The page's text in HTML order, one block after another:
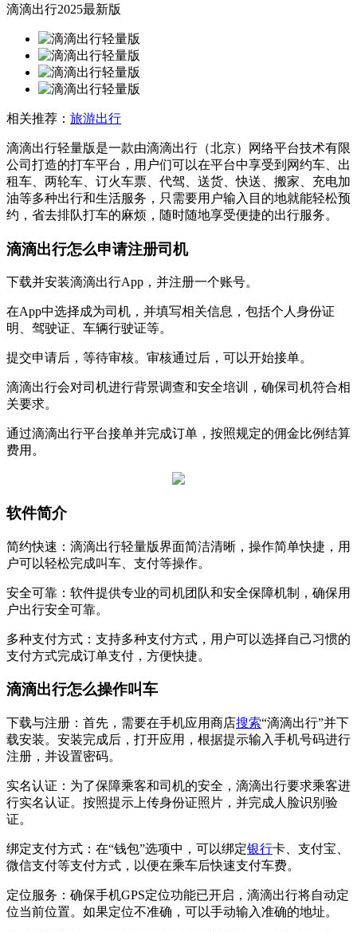
滴滴出行2025最新版
相关推荐： 旅游出行
滴滴出行轻量版是一款由滴滴出行（北京）网络平台技术有限
公司打造的打车平台，用户们可以在平台中享受到网约车、出
租车、两轮车、订火车票、代驾、送货、快送、搬家、充电加
油等多种出行和生活服务，只需要用户输入目的地就能轻松预
约，省去排队打车的麻烦，随时随地享受便捷的出行服务。
滴滴出行怎么申请注册司机
下载并安装滴滴出行App，并注册一个账号。
在App中选择成为司机，并填写相关信息，包括个人身份证
明、驾驶证、车辆行驶证等。
提交申请后，等待审核。审核通过后，可以开始接单。
滴滴出行会对司机进行背景调查和安全培训，确保司机符合相
关要求。
通过滴滴出行平台接单并完成订单，按照规定的佣金比例结算
费用。
软件简介
简约快速：滴滴出行轻量版界面简洁清晰，操作简单快捷，用
户可以轻松完成叫车、支付等操作。
安全可靠：软件提供专业的司机团队和安全保障机制，确保用
户出行安全可靠。
多种支付方式：支持多种支付方式，用户可以选择自己习惯的
支付方式完成订单支付，方便快捷。
滴滴出行怎么操作叫车
‌下载与注册‌：首先，需要在手机应用商店搜索“滴滴出行”并下
载安装。安装完成后，打开应用，根据提示输入手机号码进行
注册，并设置密码。‌
‌实名认证‌：为了保障乘客和司机的安全，滴滴出行要求乘客进
行实名认证。按照提示上传身份证照片，并完成人脸识别验
证。‌
‌绑定支付方式‌：在“钱包”选项中，可以绑定银行卡、支付宝、
微信支付等支付方式，以便在乘车后快速支付车费。
‌定位服务‌：确保手机GPS定位功能已开启，滴滴出行将自动定
位当前位置。如果定位不准确，可以手动输入准确的地址。